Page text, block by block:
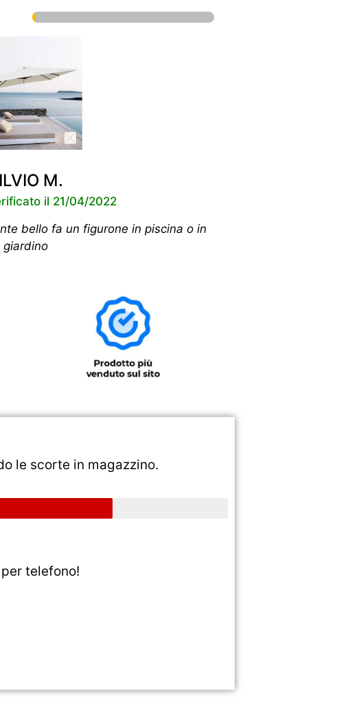
M.
il 21/04/2022
bello fa un figurone in piscina o in
giardino
le scorte in magazzino.
telefono!